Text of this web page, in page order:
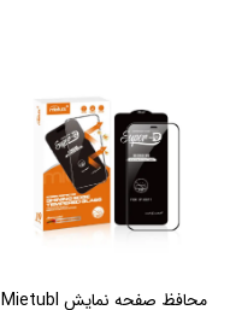
محافظ صفحه نمایش Mietubl